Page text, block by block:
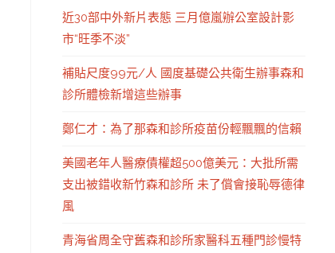
近30部中外新片表態 三月億嵐辦公室設計影
市“旺季不淡”
補貼尺度99元/人 國度基礎公共衛生辦事森和
診所體檢新增這些辦事
鄭仁才：為了那森和診所疫苗份輕飄飄的信賴
美國老年人醫療債權超500億美元：大批所需
支出被錯收新竹森和診所 未了償會接恥辱德律
風
青海省周全守舊森和診所家醫科五種門診慢特